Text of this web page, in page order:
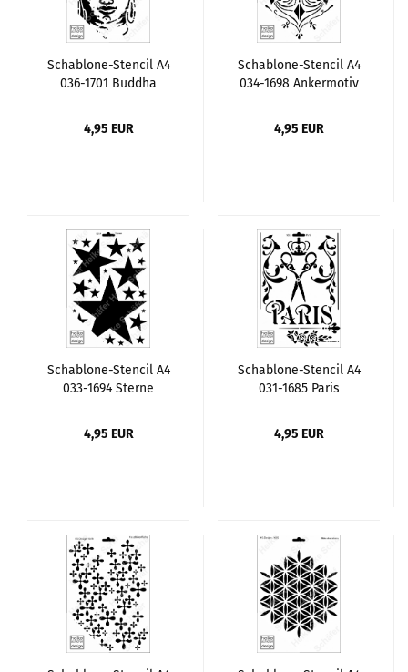
Schablone-Stencil A4
036-1701 Buddha
4,95 EUR
Schablone-Stencil A4
034-1698 Ankermotiv
4,95 EUR
Schablone-Stencil A4
033-1694 Sterne
4,95 EUR
Schablone-Stencil A4
031-1685 Paris
4,95 EUR